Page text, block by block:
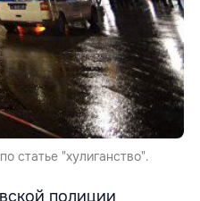
статье "хулиганство".
полиции